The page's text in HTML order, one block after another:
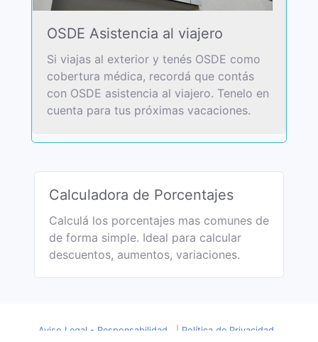
OSDE Asistencia al viajero
Si viajas al exterior y tenés OSDE como
cobertura médica, recordá que contás
con OSDE asistencia al viajero. Tenelo en
cuenta para tus próximas vacaciones.
Calculadora de Porcentajes
Calculá los porcentajes mas comunes de
de forma simple. Ideal para calcular
descuentos, aumentos, variaciones.
Aviso Legal - Responsabilidad | Política de Privacidad